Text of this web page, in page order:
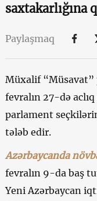
saxtakarlığına
Paylaşmaq
Müxalif “Müsavat”
fevralın 27-də
parlament
tələb edir.
Azərbaycanda
fevralın 9-da baş
Yeni Azərbaycan